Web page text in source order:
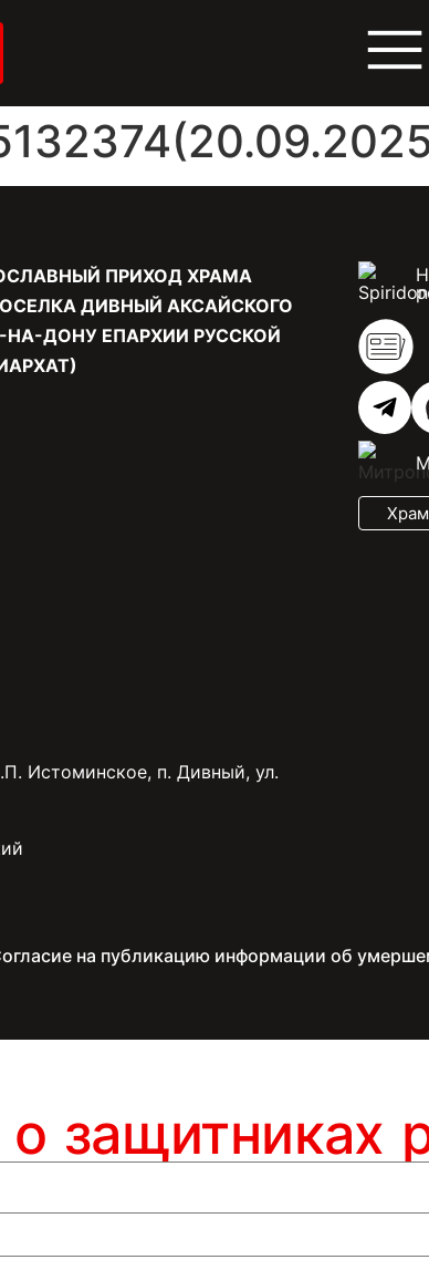
ПРИХОД ХРАМА
ДИВНЫЙ АКСАЙСКОГО
ДОНУ ЕПАРХИИ РУССКОЙ
Истоминское, п. Дивный, ул.
Храм
на публикацию информации об
защитниках